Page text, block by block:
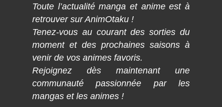
Toute l’actualité manga et anime est à
retrouver sur AnimOtaku !
Tenez-vous au courant des sorties du
moment et des prochaines saisons à
venir de vos animes favoris.
Rejoignez dès maintenant une
communauté passionnée par les
mangas et les animes !